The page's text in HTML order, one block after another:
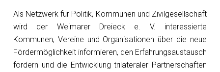
Als Netzwerk für Politik, Kommunen und Zivilgesellschaft
wird der Weimarer Dreieck e. V. interessierte
Kommunen, Vereine und Organisationen über die neue
Fördermöglichkeit informieren, den Erfahrungsaustausch
fördern und die Entwicklung trilateraler Partnerschaften